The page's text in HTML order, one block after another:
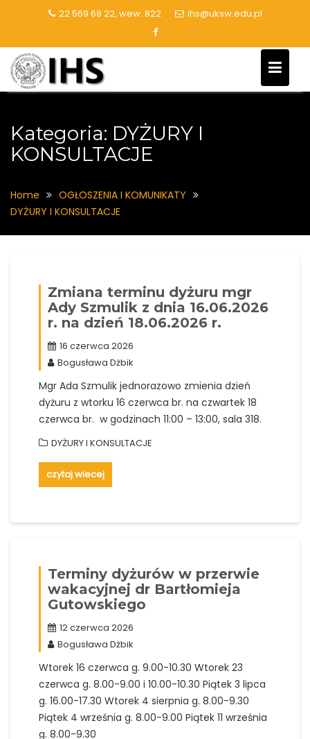
22 569 68 22, wew. 822 ihs@uksw.edu.pl
Kategoria: DYŻURY I
KONSULTACJE
Home
OGŁOSZENIA I KOMUNIKATY
DYŻURY I KONSULTACJE
Zmiana terminu dyżuru mgr
Ady Szmulik z dnia 16.06.2026
r. na dzień 18.06.2026 r.
16 czerwca 2026
Bogusława Dżbik
Mgr Ada Szmulik jednorazowo zmienia dzień
dyżuru z wtorku 16 czerwca br. na czwartek 18
czerwca br. w godzinach 11:00 – 13:00, sala 318.
DYŻURY I KONSULTACJE
czytaj wiecej
Terminy dyżurów w przerwie
wakacyjnej dr Bartłomieja
Gutowskiego
12 czerwca 2026
Bogusława Dżbik
Wtorek 16 czerwca g. 9.00-10.30 Wtorek 23
czerwca g. 8.00-9.00 i 10.00-10.30 Piątek 3 lipca
g. 16.00-17.30 Wtorek 4 sierpnia g. 8.00-9.30
Piątek 4 września g. 8.00-9.00 Piątek 11 września
g. 8.00-9.30